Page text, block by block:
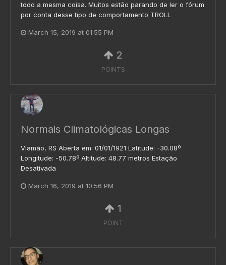
todo a mesma coisa. Muitos estão parando de ler o fórum
por conta desse tipo de comportamento TROLL
March 15, 2019 at 01:55 PM
2
POINTS
Normais Climatológicas Longas
Viamão, RS Aberta em: 01/01/1921 Latitude: -30.08º
Longitude: -50.78º Altitude: 48.77 metros Estação
Desativada
March 16, 2019 at 10:56 PM
1
POINT